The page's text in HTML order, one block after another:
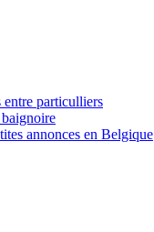
entre particulliers
annonces en Belgique